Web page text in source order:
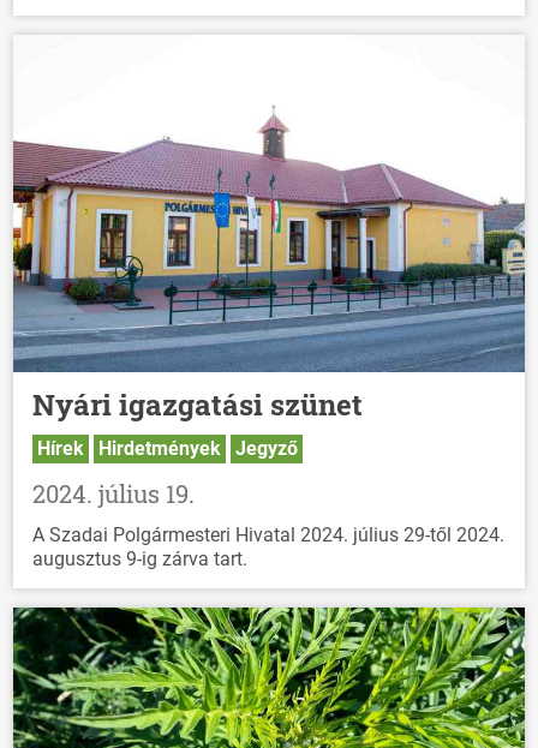
Nyári igazgatási szünet
Hírek Hirdetmények Jegyző
2024. július 19.
A Szadai Polgármesteri Hivatal 2024. július 29-től 2024.
augusztus 9-ig zárva tart.